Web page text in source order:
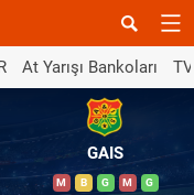
At Yarışı Bankoları
GAIS
M B G M G